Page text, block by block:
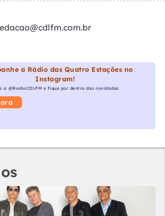
a Rádio das Quatro Estações no
Instagram!
a @RadioCDLFM e fique por dentro das novidades